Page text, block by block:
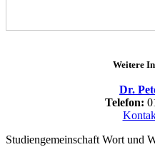
Weitere
Dr.
Telefon:
Studiengemeinschaft Wort und